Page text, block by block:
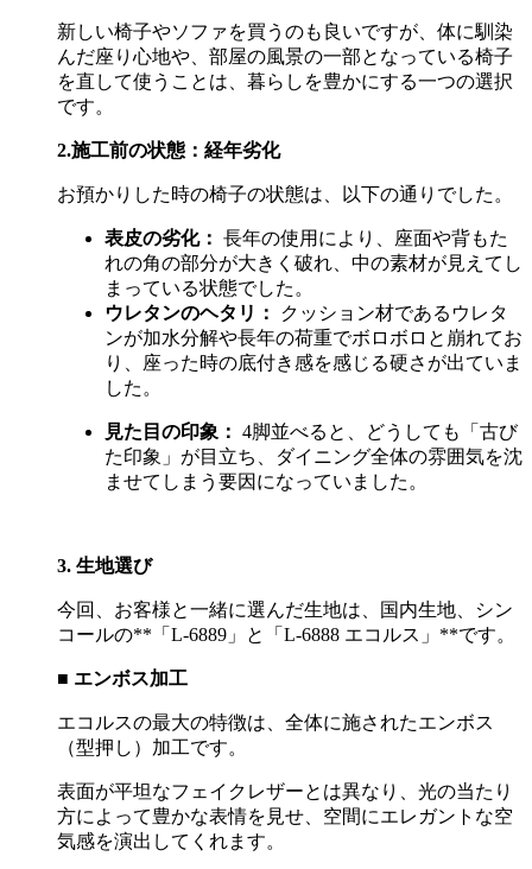
新しい椅子やソファを買うのも良いですが、体に馴染
んだ座り心地や、部屋の風景の一部となっている椅子
を直して使うことは、暮らしを豊かにする一つの選択
です。
2.施工前の状態：経年劣化
お預かりした時の椅子の状態は、以下の通りでした。
表皮の劣化： 長年の使用により、座面や背もた
れの角の部分が大きく破れ、中の素材が見えてし
まっている状態でした。
ウレタンのヘタリ：
クッション材であるウレタ
ンが加水分解や長年の荷重でボロボロと崩れてお
り、座った時の底付き感を感じる硬さが出ていま
した。
見た目の印象： 4脚並べると、どうしても「古び
た印象」が目立ち、ダイニング全体の雰囲気を沈
ませてしまう要因になっていました。
3. 生地選び
今回、お客様と一緒に選んだ生地は、国内生地、シン
コールの** 「 L-6889 」と「 L-6888 エコルス」 **です。
■ エンボス加工
エコルスの最大の特徴は、全体に施されたエンボス
（型押し）加工です。
表面が平坦なフェイクレザーとは異なり、光の当たり
方によって豊かな表情を見せ、空間にエレガントな空
気感を演出してくれます。